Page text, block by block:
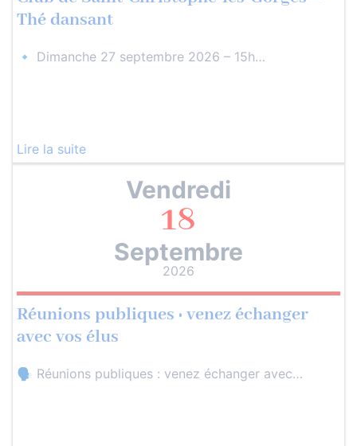
Thé dansant
🔹 Dimanche 27 septembre 2026 – 15h…
Lire la suite
Vendredi
18
Septembre
2026
Réunions publiques : venez échanger
avec vos élus
🗣️ Réunions publiques : venez échanger avec…